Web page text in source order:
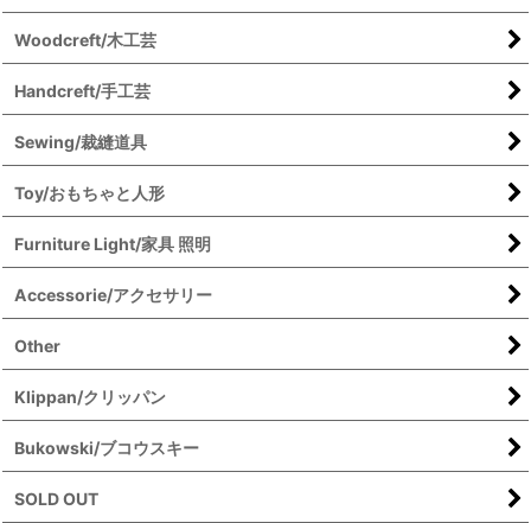
Woodcreft/木工芸
Handcreft/手工芸
Sewing/裁縫道具
Toy/おもちゃと人形
Furniture Light/家具 照明
Accessorie/アクセサリー
Other
Klippan/クリッパン
Bukowski/ブコウスキー
SOLD OUT